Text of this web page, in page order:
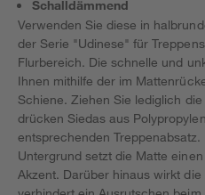
Schalldämmend
Verwenden Sie diese in
der Serie "Udinese" für
Flurbereich. Die schnelle und
Ihnen mithilfe der im
Schiene. Ziehen Sie lediglich
drücken Siedas aus
entsprechenden
Untergrund setzt die Matte
Akzent. Darüber hinaus wirkt